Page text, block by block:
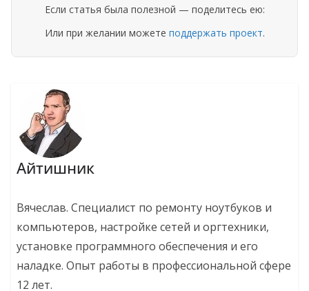
Если статья была полезной — поделитесь ею:
Или при желании можете поддержать проект.
Айтишник
Вячеслав. Специалист по ремонту ноутбуков и
компьютеров, настройке сетей и оргтехники,
установке программного обеспечения и его
наладке. Опыт работы в профессиональной сфере
12 лет.